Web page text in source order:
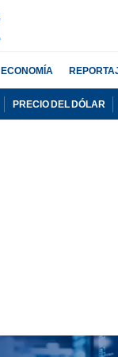
ECONOMÍA
PRECIO DEL DÓLAR